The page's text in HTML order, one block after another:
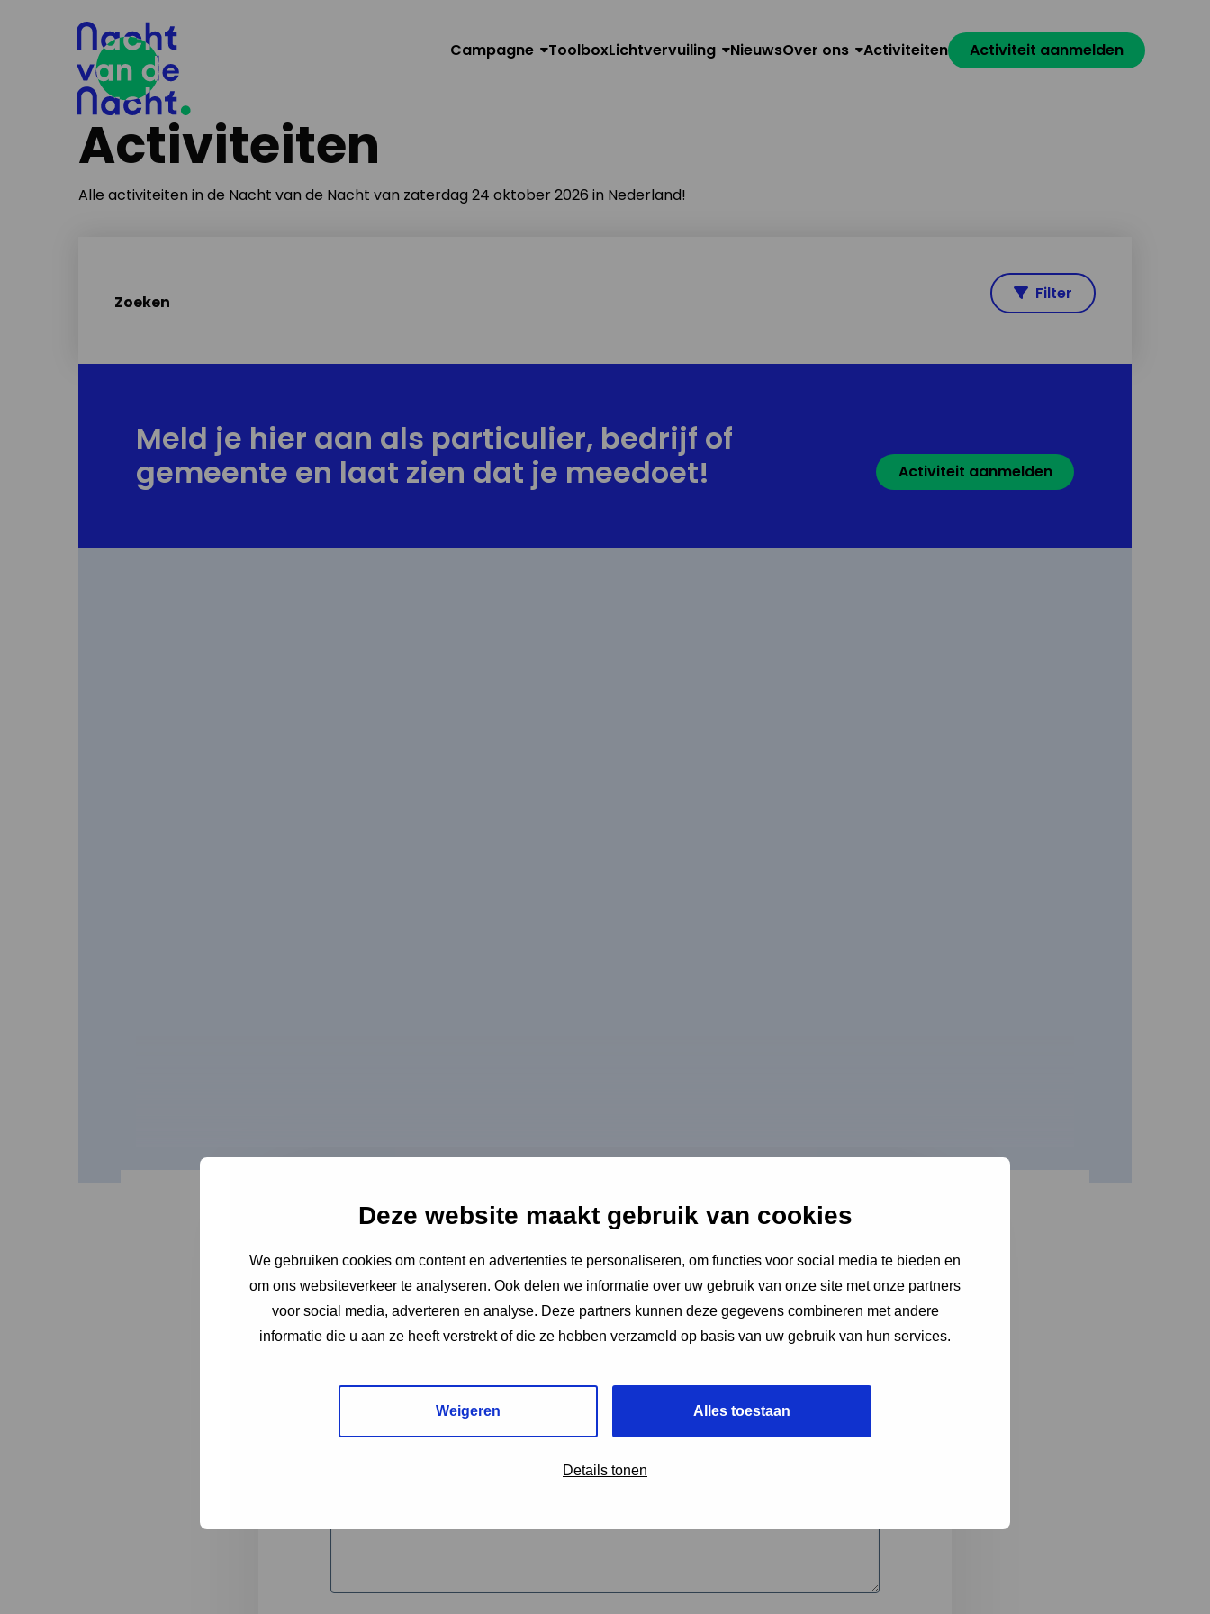
Deze website maakt gebruik van cookies
We gebruiken cookies om content en advertenties te personaliseren, om functies voor social media te bieden en
om ons websiteverkeer te analyseren. Ook delen we informatie over uw gebruik van onze site met onze partners
voor social media, adverteren en analyse. Deze partners kunnen deze gegevens combineren met andere
informatie die u aan ze heeft verstrekt of die ze hebben verzameld op basis van uw gebruik van hun services.
Weigeren Alles toestaan
Details tonen
Campagne ToolboxLichtvervuiling NieuwsOver ons Activiteiten Activiteit aanmelden
Activiteiten
Alle activiteiten in de Nacht van de Nacht van zaterdag 24 oktober 2026 in Nederland!
Zoeken Filter
Meld je hier aan als particulier, bedrijf of
gemeente en laat zien dat je meedoet!
Activiteit aanmelden
"* " geeft vereiste velden aan
1 2
3
Volledige omschrijving*